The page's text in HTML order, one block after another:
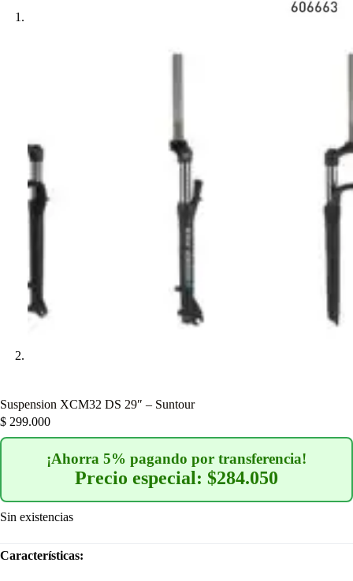
Suspension XCM32 DS 29″ – Suntour
$ 299.000
¡Ahorra 5% pagando por transferencia!
Precio especial: $284.050
Sin existencias
Características: